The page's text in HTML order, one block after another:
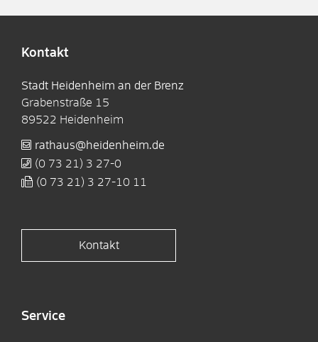
Kontakt
Stadt Heidenheim an der Brenz
Grabenstraße 15
89522 Heidenheim
rathaus@heidenheim.de
(0 73 21) 3 27-0
(0 73 21) 3 27-10 11
Kontakt
Service